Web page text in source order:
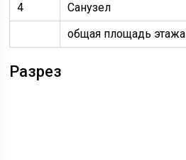
4
Санузел
общая площадь этажа
Разрез